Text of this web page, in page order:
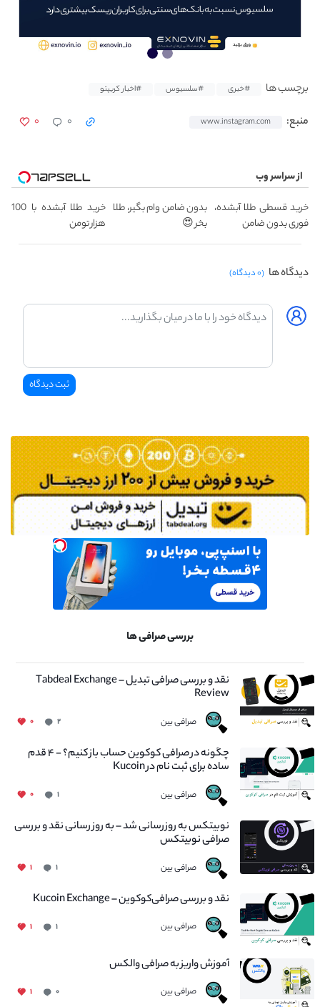
برچسب ها #خبری #سلسیوس #اخبار کریپتو
منبع: www.instagram.com ۰ ۰
از سراسر وب
خرید قسطی طلا آبشده،
فوری بدون ضامن
بدون ضامن وام بگیر، طلا
بخر 😍
خرید طلا آبشده با 100
هزار تومن
دیدگاه ها (۰ دیدگاه)
بررسی صرافی ها
نقد و بررسی صرافی تبدیل – Tabdeal Exchange
Review
صرافی بین ۲ ۰
چگونه در صرافی کوکوین حساب باز کنیم؟ - ۴ قدم
ساده برای ثبت نام در Kucoin
صرافی بین ۱ ۰
نوبیتکس به روزرسانی شد – به روز رسانی نقد و بررسی
صرافی نوبیتکس
صرافی بین ۱ ۱
نقد و بررسی صرافی‌کوکوین – Kucoin Exchange
صرافی بین ۱ ۱
آموزش واریز به صرافی والکس
صرافی بین ۰ ۱